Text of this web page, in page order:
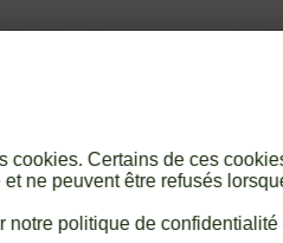
cookies. Certains de ces
ne peuvent être refusés
notre politique de